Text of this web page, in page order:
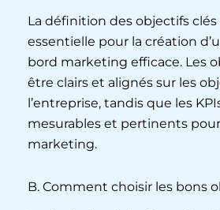
La définition des objectifs clés
essentielle pour la création
bord marketing efficace. Les
être clairs et alignés sur les
l’entreprise, tandis que les
mesurables et pertinents
marketing.
B. Comment choisir les bons